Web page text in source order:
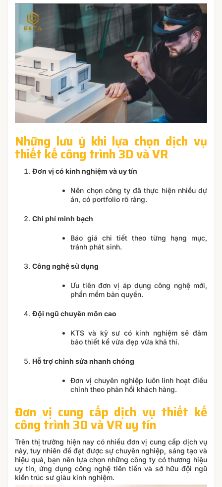
Những lưu ý khi lựa chọn dịch vụ
thiết kế công trình 3D và VR
Đơn vị có kinh nghiệm và uy tín
Nên chọn công ty đã thực hiện nhiều dự
án, có portfolio rõ ràng.
Chi phí minh bạch
Báo giá chi tiết theo từng hạng mục,
tránh phát sinh.
Công nghệ sử dụng
Ưu tiên đơn vị áp dụng công nghệ mới,
phần mềm bản quyền.
Đội ngũ chuyên môn cao
KTS và kỹ sư có kinh nghiệm sẽ đảm
bảo thiết kế vừa đẹp vừa khả thi.
Hỗ trợ chỉnh sửa nhanh chóng
Đơn vị chuyên nghiệp luôn linh hoạt điều
chỉnh theo phản hồi khách hàng.
Đơn vị cung cấp dịch vụ thiết kế
công trình 3D và VR uy tín
Trên thị trường hiện nay có nhiều đơn vị cung cấp dịch vụ
này, tuy nhiên để đạt được sự chuyên nghiệp, sáng tạo và
hiệu quả, bạn nên lựa chọn những công ty có thương hiệu
uy tín, ứng dụng công nghệ tiên tiến và sở hữu đội ngũ
kiến trúc sư giàu kinh nghiệm.